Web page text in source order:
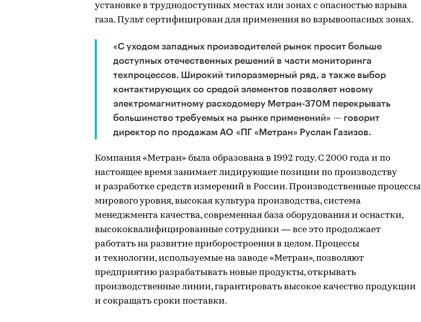
установке в труднодоступных местах или зонах с опасностью взрыва
газа. Пульт сертифицирован для применения во взрывоопасных зонах.
«С уходом западных производителей рынок просит больше
доступных отечественных решений в части мониторинга
техпроцессов. Широкий типоразмерный ряд, а также выбор
контактирующих со средой элементов позволяет новому
электромагнитному расходомеру Метран-370М перекрывать
большинство требуемых на рынке применений» — говорит
директор по продажам АО «ПГ «Метран» Руслан Газизов.
Компания «Метран» была образована в 1992 году. С 2000 года и по
настоящее время занимает лидирующие позиции по производству
и разработке средств измерений в России. Производственные процессы
мирового уровня, высокая культура производства, система
менеджмента качества, современная база оборудования и оснастки,
высококвалифицированные сотрудники — все это продолжает
работать на развитие приборостроения в целом. Процессы
и технологии, используемые на заводе «Метран», позволяют
предприятию разрабатывать новые продукты, открывать
производственные линии, гарантировать высокое качество продукции
и сокращать сроки поставки.